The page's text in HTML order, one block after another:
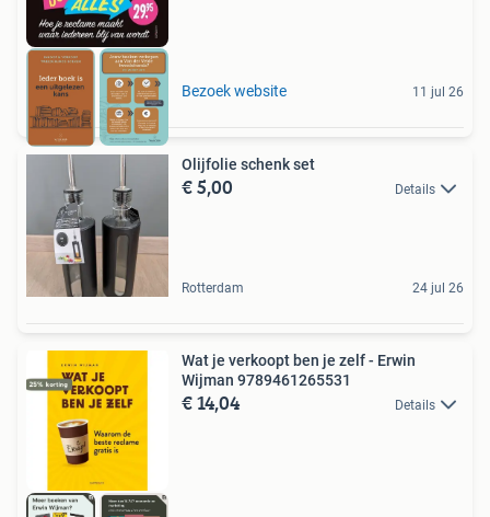
Bezoek website 11 jul 26
Olijfolie schenk set
€ 5,00 Details
Rotterdam 24 jul 26
Wat je verkoopt ben je zelf - Erwin
Wijman 9789461265531
€ 14,04 Details